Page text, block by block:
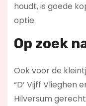
houdt, is goede
optie.
Op zoek
Ook voor de
“D’ Vijff Vlieghen
Hilversum